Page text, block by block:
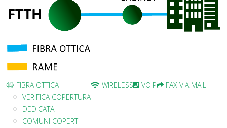
FIBRA OTTICA
VERIFICA COPERTURA
DEDICATA
COMUNI COPERTI
WIRELESS VOIP FAX VIA MAIL